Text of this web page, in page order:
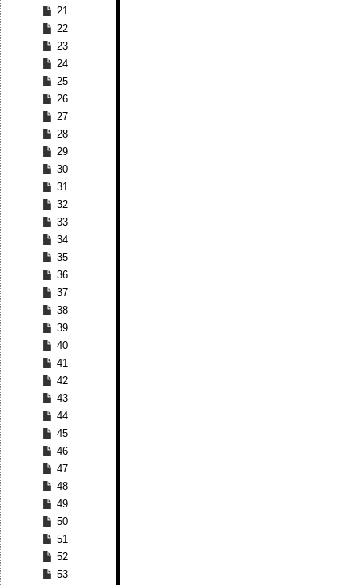
21
22
23
24
25
26
27
28
29
30
31
32
33
34
35
36
37
38
39
40
41
42
43
44
45
46
47
48
49
50
51
52
53